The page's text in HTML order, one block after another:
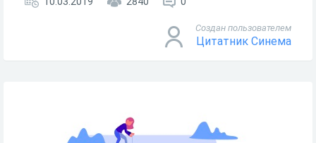
Создан пользователем
Цитатник Синема